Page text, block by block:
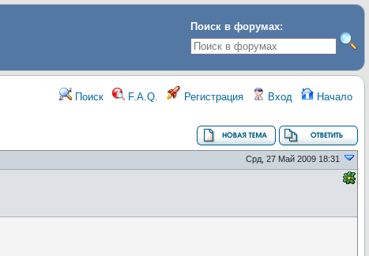
Поиск в форумах:
Поиск F.A.Q. Регистрация Вход
Начало
Срд, 27 Май 2009 18:31